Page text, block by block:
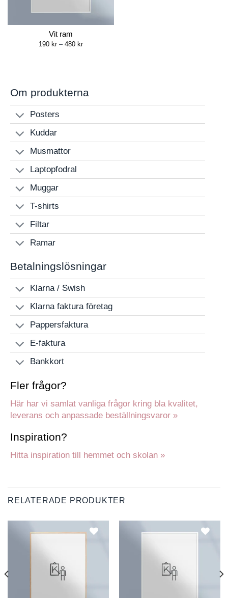
Vit ram
190 kr – 480 krPrice
Om produkterna
Posters
Kuddar
Musmattor
Laptopfodral
Muggar
T-shirts
Filtar
Ramar
Betalningslösningar
Klarna / Swish
Klarna faktura företag
Pappersfaktura
E-faktura
Bankkort
Fler frågor?
Här har vi samlat vanliga frågor kring bla kvalitet,
leverans och anpassade beställningsvaror »
Inspiration?
Hitta inspiration till hemmet och skolan »
RELATERADE PRODUKTER